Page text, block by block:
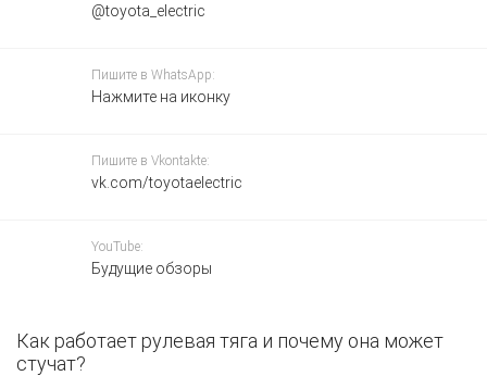
@toyota_electric
Пишите в WhatsApp:
Нажмите на иконку
Пишите в Vkontakte:
vk.com/toyotaelectric
YouTube:
Будущие обзоры
Как работает рулевая тяга и почему она может
стучат?